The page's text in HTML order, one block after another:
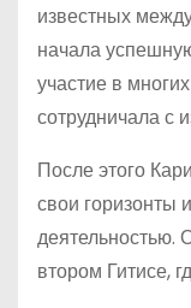
известных
начала
участие в
сотрудничала с
После этого
свои горизонты
деятельностью.
втором Гитисе,